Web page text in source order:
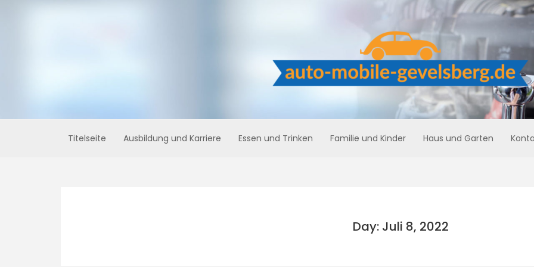
Titelseite Ausbildung und Karriere Essen und Trinken Familie und Kinder Haus und Garten
Day: Juli 8, 2022